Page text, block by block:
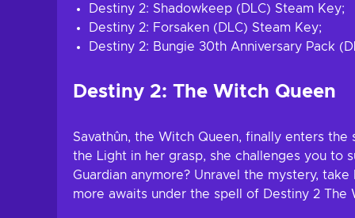
Destiny 2: Shadowkeep (DLC) Steam Key;
Destiny 2: Forsaken (DLC) Steam Key;
Destiny 2: Bungie 30th Anniversary Pack
Destiny 2: The Witch Queen
Savathûn, the Witch Queen, finally enters
the Light in her grasp, she challenges you to
Guardian anymore? Unravel the mystery,
more awaits under the spell of Destiny 2 The